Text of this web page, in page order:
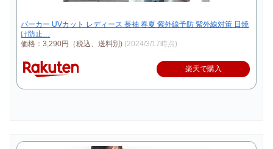
パーカー UVカット レディース 長袖 春夏 紫外線予防 紫外線対策 日焼
け防止…
価格：3,290円（税込、送料別) (2024/3/17時点)
楽天で購入